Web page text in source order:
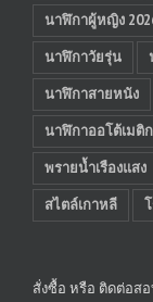
นาฬิกาผู้หญิง
นาฬิกาวัยรุ่น
นาฬิกาสายหนัง
นาฬิกาออโต้เมติก
พรายน้ำเรืองแสง
สไตล์เกาหลี
สั่งซื้อ หรือ ติดต่อส